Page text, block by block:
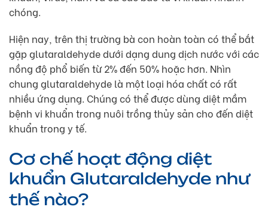
chóng.
Hiện nay, trên thị trường bà con hoàn toàn có thể bắt
gặp glutaraldehyde dưới dạng dung dịch nước với các
nồng độ phổ biến từ 2% đến 50% hoặc hơn. Nhìn
chung glutaraldehyde là một loại hóa chất có rất
nhiều ứng dụng. Chúng có thể được dùng diệt mầm
bệnh vi khuẩn trong nuôi trồng thủy sản cho đến diệt
khuẩn trong y tế.
Cơ chế hoạt động diệt
khuẩn Glutaraldehyde như
thế nào?